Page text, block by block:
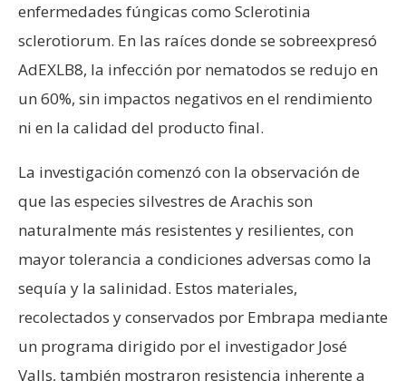
enfermedades fúngicas como Sclerotinia
sclerotiorum. En las raíces donde se sobreexpresó
AdEXLB8, la infección por nematodos se redujo en
un 60%, sin impactos negativos en el rendimiento
ni en la calidad del producto final.
La investigación comenzó con la observación de
que las especies silvestres de Arachis son
naturalmente más resistentes y resilientes, con
mayor tolerancia a condiciones adversas como la
sequía y la salinidad. Estos materiales,
recolectados y conservados por Embrapa mediante
un programa dirigido por el investigador José
Valls, también mostraron resistencia inherente a